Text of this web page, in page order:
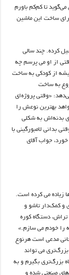
تا کم‌کم باورم
ساخت این ماشین
تحصیل کرده. چند سالی
از او می پرسم چه
از کودکی به ساخت
به ساخت
«وقتی پروژه‌‌ای
بهترین نوعش را
بدنه‌اش به شکلی
بدانی لامبورگینی با
تومان آب می خورد، جواب آقای
زیاده می کرده است.
و کمک‌دار تاشو و
دستگاه کوره
را خودم می سازم.»
مدعی است هرنوع
بزرگ‌تری می تواند
بزرگ‌تری بگیرم و به
صنعتی شده و